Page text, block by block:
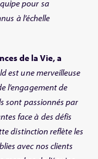
pour sa
à l’échelle
de la Vie, a
est une merveilleuse
l’engagement de
sont passionnés par
face à des défis
distinction reflète les
avec nos clients